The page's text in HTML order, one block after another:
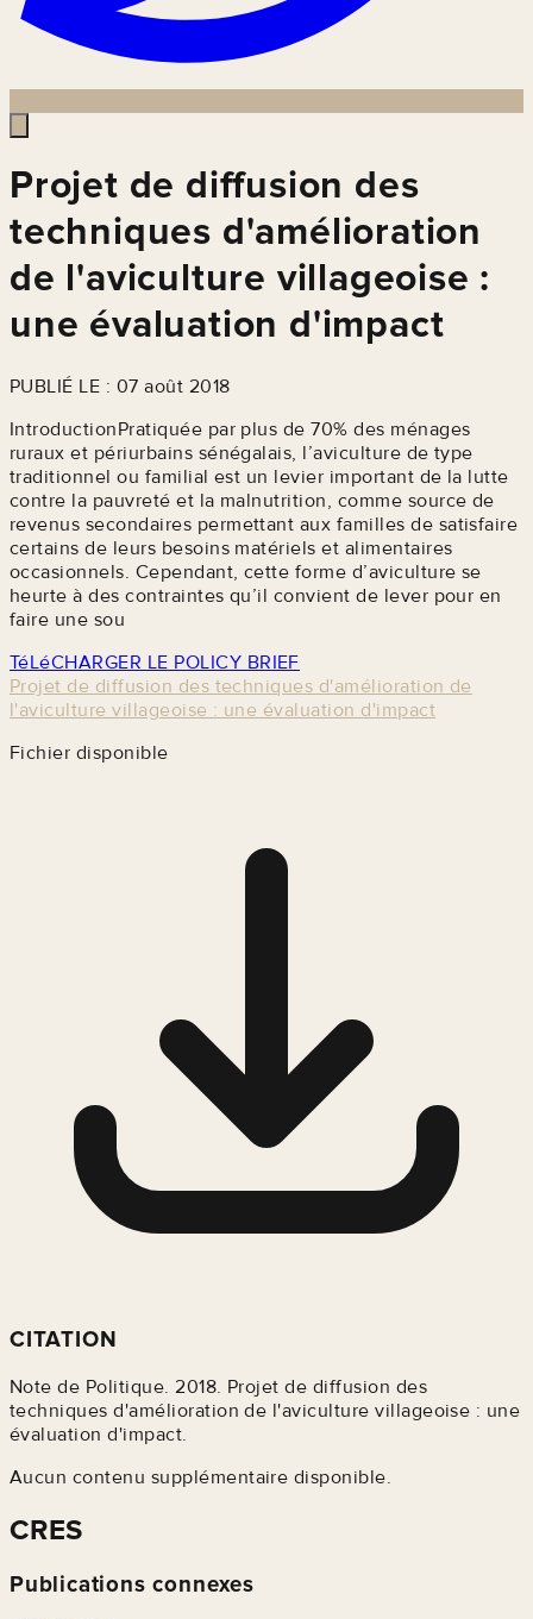
Projet de diffusion des
techniques d'amélioration
de l'aviculture villageoise :
une évaluation d'impact
PUBLIÉ LE : 07 août 2018
IntroductionPratiquée par plus de 70% des ménages
ruraux et périurbains sénégalais, l’aviculture de type
traditionnel ou familial est un levier important de la lutte
contre la pauvreté et la malnutrition, comme source de
revenus secondaires permettant aux familles de satisfaire
certains de leurs besoins matériels et alimentaires
occasionnels. Cependant, cette forme d’aviculture se
heurte à des contraintes qu’il convient de lever pour en
faire une sou
TéLéCHARGER LE POLICY BRIEF
Projet de diffusion des techniques d'amélioration de
l'aviculture villageoise : une évaluation d'impact
Fichier disponible
CITATION
Note de Politique. 2018. Projet de diffusion des
techniques d'amélioration de l'aviculture villageoise : une
évaluation d'impact.
Aucun contenu supplémentaire disponible.
CRES
Publications connexes